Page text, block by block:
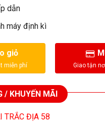
dẫn
máy định kì
giỏ
/ KHUYẾN MÃI
TRẮC ĐỊA 58